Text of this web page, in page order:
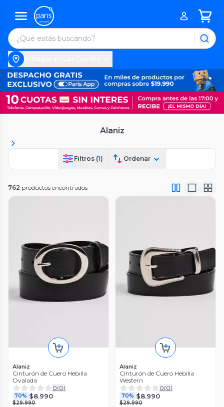
Alaniz
Filtros (1) Ordenar
762 productos encontrados
Alaniz
Cinturón de Cuero Hebilla
Ovalada
0(0)
70% $8.990
$29.990
Alaniz
Cinturón de Cuero Hebilla
Western
0(0)
70% $8.990
$29.990